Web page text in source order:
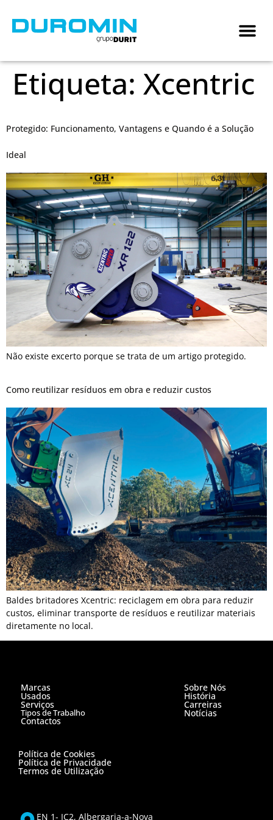
Etiqueta: Xcentric
Protegido: Funcionamento, Vantagens e Quando é a Solução
Ideal
Não existe excerto porque se trata de um artigo protegido.
Como reutilizar resíduos em obra e reduzir custos
Baldes britadores Xcentric: reciclagem em obra para reduzir
custos, eliminar transporte de resíduos e reutilizar materiais
diretamente no local.
Marcas
Usados
Serviços
Tipos de Trabalho
Contactos
Sobre Nós
História
Carreiras
Notícias
Política de Cookies
Política de Privacidade
Termos de Utilização
EN 1- IC2, Albergaria-a-Nova